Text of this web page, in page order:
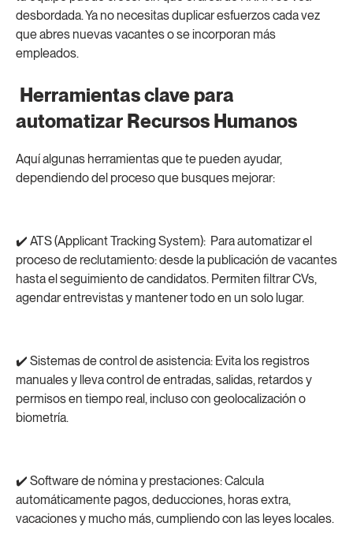
desbordada. Ya no necesitas duplicar esfuerzos cada vez
que abres nuevas vacantes o se incorporan más
empleados.
Herramientas clave para
automatizar Recursos Humanos
Aquí algunas herramientas que te pueden ayudar,
dependiendo del proceso que busques mejorar:
✔️ ATS (Applicant Tracking System): Para automatizar el
proceso de reclutamiento: desde la publicación de vacantes
hasta el seguimiento de candidatos. Permiten filtrar CVs,
agendar entrevistas y mantener todo en un solo lugar.
✔️ Sistemas de control de asistencia: Evita los registros
manuales y lleva control de entradas, salidas, retardos y
permisos en tiempo real, incluso con geolocalización o
biometría.
✔️ Software de nómina y prestaciones: Calcula
automáticamente pagos, deducciones, horas extra,
vacaciones y mucho más, cumpliendo con las leyes locales.